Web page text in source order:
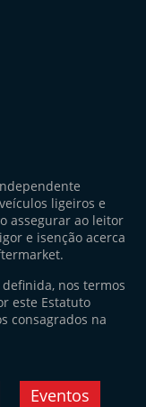
ligeiros e
assegurar ao leitor
e isenção acerca
nos termos
este Estatuto
consagrados na
Eventos